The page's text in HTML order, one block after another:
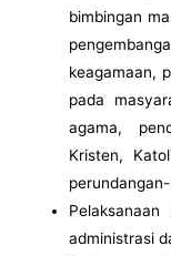
bimbingan
keagamaan,
pada
agama,
Kristen,
administrasi